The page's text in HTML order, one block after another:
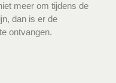
meer om tijdens de
dan is er de
ontvangen.